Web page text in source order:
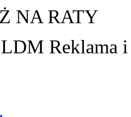
NA RATY
Reklama